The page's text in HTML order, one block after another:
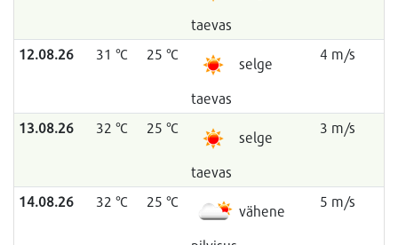
taevas
12.08.26 31 °C 25 °C
selge
taevas
4 m/s
13.08.26 32 °C 25 °C
selge
taevas
3 m/s
14.08.26 32 °C 25 °C
vähene
5 m/s